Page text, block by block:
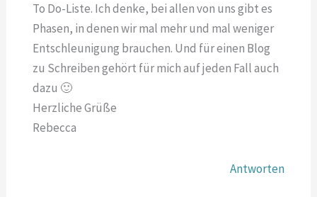
To Do-Liste. Ich denke, bei allen von uns gibt es
Phasen, in denen wir mal mehr und mal weniger
Entschleunigung brauchen. Und für einen Blog
zu Schreiben gehört für mich auf jeden Fall auch
dazu 🙂
Herzliche Grüße
Rebecca
Antworten